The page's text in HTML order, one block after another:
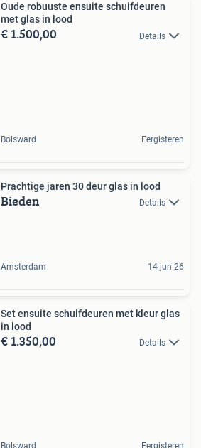
Oude robuuste ensuite schuifdeuren
met glas in lood
€ 1.500,00 Details
Bolsward Eergisteren
Prachtige jaren 30 deur glas in lood
Bieden Details
Amsterdam 14 jun 26
Set ensuite schuifdeuren met kleur glas
in lood
€ 1.350,00 Details
Bolsward Eergisteren